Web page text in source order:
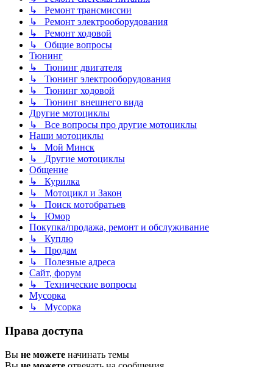
↳ Ремонт трансмиссии
↳ Ремонт электрооборудования
↳ Ремонт ходовой
↳ Общие вопросы
Тюнинг
↳ Тюнинг двигателя
↳ Тюнинг электрооборудования
↳ Тюнинг ходовой
↳ Тюнинг внешнего вида
Другие мотоциклы
↳ Все вопросы про другие мотоциклы
Наши мотоциклы
↳ Мой Минск
↳ Другие мотоциклы
Общение
↳ Курилка
↳ Мотоцикл и Закон
↳ Поиск мотобратьев
↳ Юмор
Покупка/продажа, ремонт и обслуживание
↳ Куплю
↳ Продам
↳ Полезные адреса
Сайт, форум
↳ Технические вопросы
Мусорка
↳ Мусорка
Права доступа
Вы не можете начинать темы